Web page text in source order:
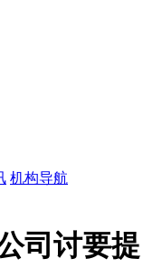
机构导航
司讨要提